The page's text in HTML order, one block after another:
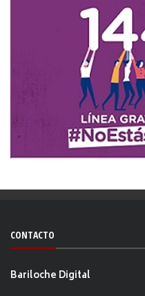
CONTACTO
Bariloche Digital